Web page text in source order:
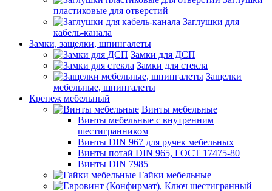
пластиковые для отверстий
Заглушки для
кабель-канала
Замки, защелки, шпингалеты
Замки для ДСП
Замки для стекла
Защелки
мебельные, шпингалеты
Крепеж мебельный
Винты мебельные
Винты мебельные с внутренним
шестигранником
Винты DIN 967 для ручек мебельных
Винты потай DIN 965, ГОСТ 17475-80
Винты DIN 7985
Гайки мебельные